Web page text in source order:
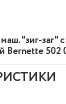
"зиг-заг"
Bernette 502